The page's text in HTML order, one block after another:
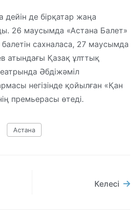
дейін де бірқатар жаңа
26 маусымда «Астана Балет»
сахналаса, 27 маусымда
атындағы Қазақ ұлттық
Әбдіжәміл
негізінде қойылған «Қан
премьерасы өтеді.
Астана
Келесі